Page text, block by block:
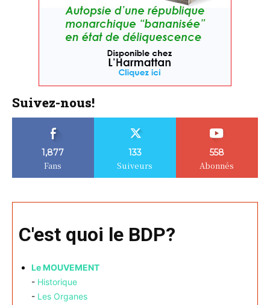
Suivez-nous!
1,877
Fans
133
Suiveurs
558
Abonnés
C'est quoi le BDP?
Le MOUVEMENT
- Historique
- Les Organes